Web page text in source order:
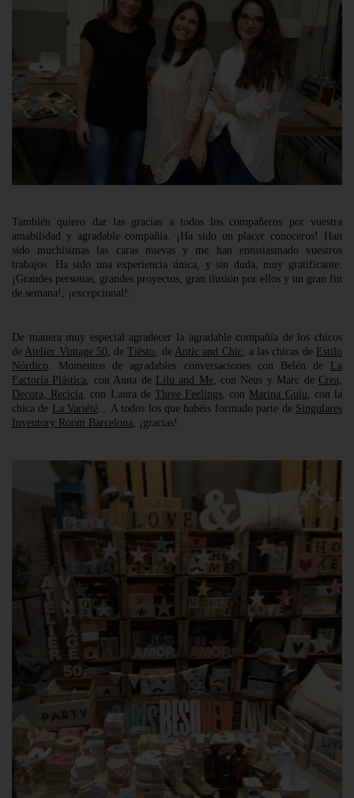
También quiero dar las gracias a todos los compañeros por vuestra
amabilidad y agradable compañía. ¡Ha sido un placer conoceros! Han
sido muchísimas las caras nuevas y me han entusiasmado vuestros
trabajos. Ha sido una experiencia única, y sin duda, muy gratificante.
¡Grandes personas, grandes proyectos, gran ilusión por ellos y un gran fin
de semana!, ¡excepcional!.
De manera muy especial agradecer la agradable compañía de los chicos
de Atelier Vintage 50 , deTiësto , de Antic and Chic, a las chicas de Estilo
Nórdico . Momentos de agradables conversaciones con Belén de
La
Factoría Plástica , con Anna de Lilu and Me, con Neus y Marc de Crea,
Decora, Recicla , con Laura de Three Feelings , con Marina Guiu , con la
chica de La Variété ... A todos los que habéis formado parte de Singulares
Inventory Room Barcelona , ¡gracias!